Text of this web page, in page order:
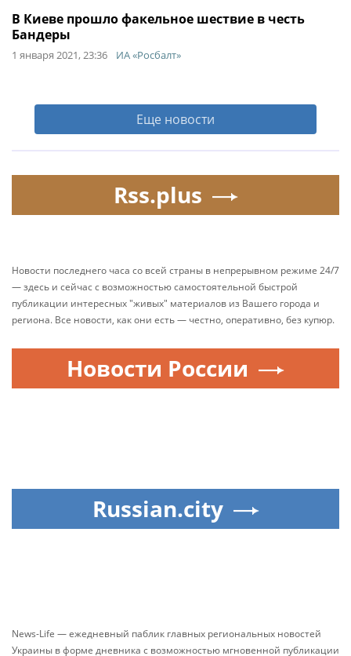
В Киеве прошло факельное шествие в честь
Бандеры
1 января 2021, 23:36 ИА «Росбалт»
Еще новости
Rss.plus
Новости последнего часа со всей страны в непрерывном режиме 24/7
— здесь и сейчас с возможностью самостоятельной быстрой
публикации интересных "живых" материалов из Вашего города и
региона. Все новости, как они есть — честно, оперативно, без купюр.
Новости России
Russian.city
News-Life — ежедневный паблик главных региональных новостей
Украины в форме дневника с возможностью мгновенной публикации